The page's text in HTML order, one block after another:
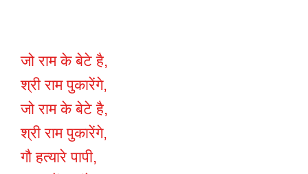
जो राम के बेटे है,
श्री राम पुकारेंगे,
जो राम के बेटे है,
श्री राम पुकारेंगे,
गौ हत्यारे पापी,